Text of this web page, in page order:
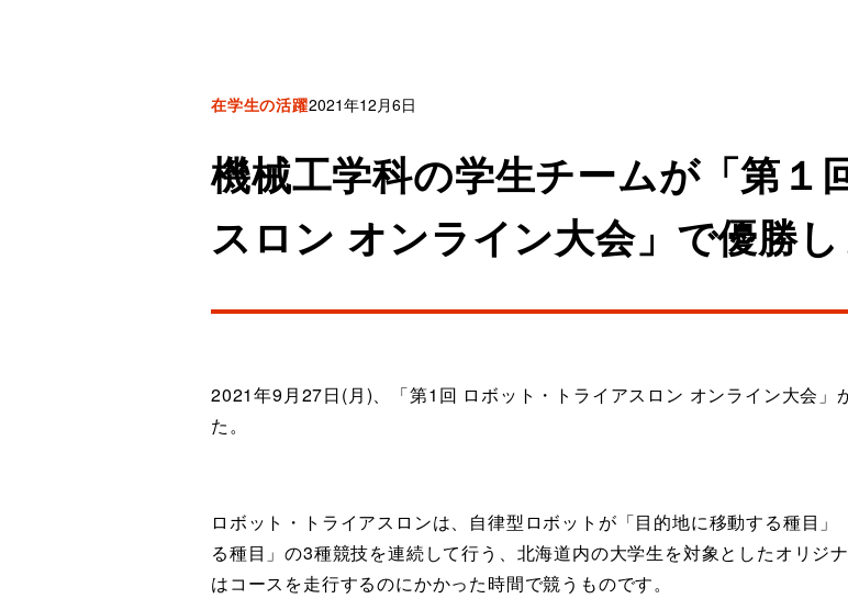
在学生の活躍2021年12月6日
機械工学科の学生チームが「第１
スロン オンライン大会」で優勝
2021年9月27日(月)、「第1回 ロボット・トライアスロン オンライン大会」
た。
ロボット・トライアスロンは、自律型ロボットが「目的地に移動する種目
る種目」の3種競技を連続して行う、北海道内の大学生を対象としたオリジ
はコースを走行するのにかかった時間で競うものです。